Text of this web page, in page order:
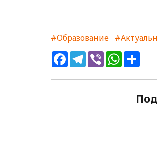
#Образование
FacebookTelegram
ViberWhatsApp